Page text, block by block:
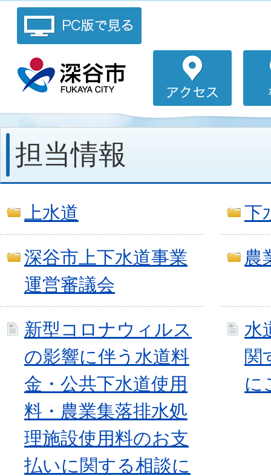
担当情報
上水道 下
深谷市上下水道事業
運営審議会
農
新型コロナウィルス
の影響に伴う水道料
金・公共下水道使用
料・農業集落排水処
理施設使用料のお支
払いに関する相談に
水
関
に